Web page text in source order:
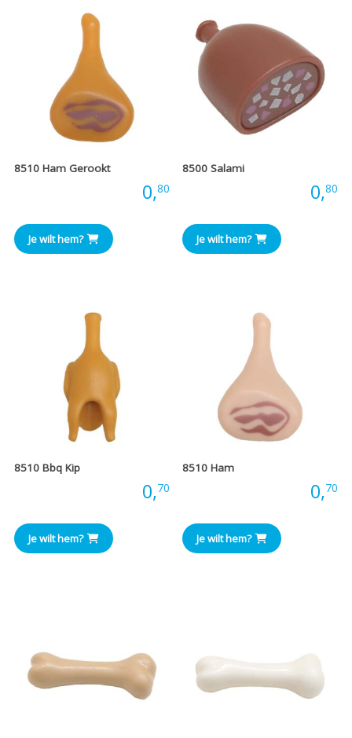
8510 Ham Gerookt
0,80
Je wilt hem?
8500 Salami
0,80
Je wilt hem?
8510 Bbq Kip
0,70
Je wilt hem?
8510 Ham
0,70
Je wilt hem?